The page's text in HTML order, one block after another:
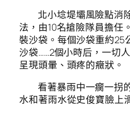
北小埝堤壩風險點消
法，由10名搶險隊員擔任
裝沙袋。每個沙袋重約25
沙袋……2個小時后，一切
呈現頭暈、頭疼的癥狀。
看著暴雨中一瘸一拐
水和著雨水從史俊寶臉上